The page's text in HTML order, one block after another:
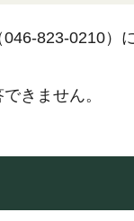
823-0210）
きません。